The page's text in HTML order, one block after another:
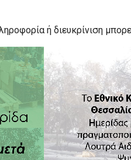
ή διευκρίνιση